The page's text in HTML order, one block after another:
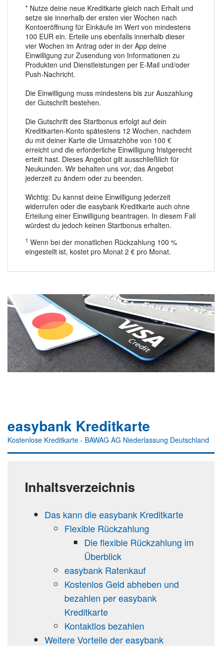
* Nutze deine neue Kreditkarte gleich nach Erhalt und
setze sie innerhalb der ersten vier Wochen nach
Kontoeröffnung für Einkäufe im Wert von mindestens
100 EUR ein. Erteile uns ebenfalls innerhalb dieser
vier Wochen im Antrag oder in der App deine
Einwilligung zur Zusendung von Informationen zu
Produkten und Dienstleistungen per E-Mail und/oder
Push‑Nachricht.
Die Einwilligung muss mindestens bis zur Auszahlung
der Gutschrift bestehen.
Die Gutschrift des Startbonus erfolgt auf dein
Kreditkarten‑Konto spätestens 12 Wochen, nachdem
du mit deiner Karte die Umsatzhöhe von 100 €
erreicht und die erforderliche Einwilligung fristgerecht
erteilt hast. Dieses Angebot gilt ausschließlich für
Neukunden. Wir behalten uns vor, das Angebot
jederzeit zu ändern oder zu beenden.
Wichtig: Du kannst deine Einwilligung jederzeit
widerrufen oder die easybank Kreditkarte auch ohne
Erteilung einer Einwilligung beantragen. In diesem Fall
würdest du jedoch keinen Startbonus erhalten.
1 Wenn bei der monatlichen Rückzahlung 100 %
eingestellt ist, kostet pro Monat 2 € pro Monat.
easybank Kreditkarte
Kostenlose Kreditkarte - BAWAG AG Niederlassung Deutschland
Inhaltsverzeichnis
Das kann die easybank Kreditkarte
Flexible Rückzahlung
Die flexible Rückzahlung im
Überblick
easybank Ratenkauf
Kostenlos Geld abheben und
bezahlen per easybank
Kreditkarte
Kontaktlos bezahlen
Weitere Vorteile der easybank